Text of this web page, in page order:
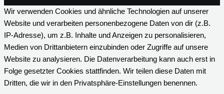
Wir verwenden Cookies und ähnliche Technologien auf unserer
Website und verarbeiten personenbezogene Daten von dir (z.B.
IP-Adresse), um z.B. Inhalte und Anzeigen zu personalisieren,
Medien von Drittanbietern einzubinden oder Zugriffe auf unsere
Website zu analysieren. Die Datenverarbeitung kann auch erst in
Folge gesetzter Cookies stattfinden. Wir teilen diese Daten mit
Dritten, die wir in den Privatsphäre-Einstellungen benennen.